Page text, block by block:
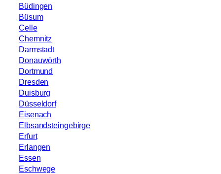
Büdingen
Büsum
Celle
Chemnitz
Darmstadt
Donauwörth
Dortmund
Dresden
Duisburg
Düsseldorf
Eisenach
Elbsandsteingebirge
Erfurt
Erlangen
Essen
Eschwege